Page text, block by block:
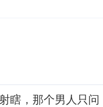
瞎，那个男人只问